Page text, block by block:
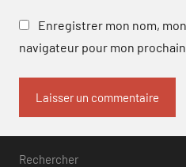
Enregistrer mon nom,
navigateur pour mon
Rechercher